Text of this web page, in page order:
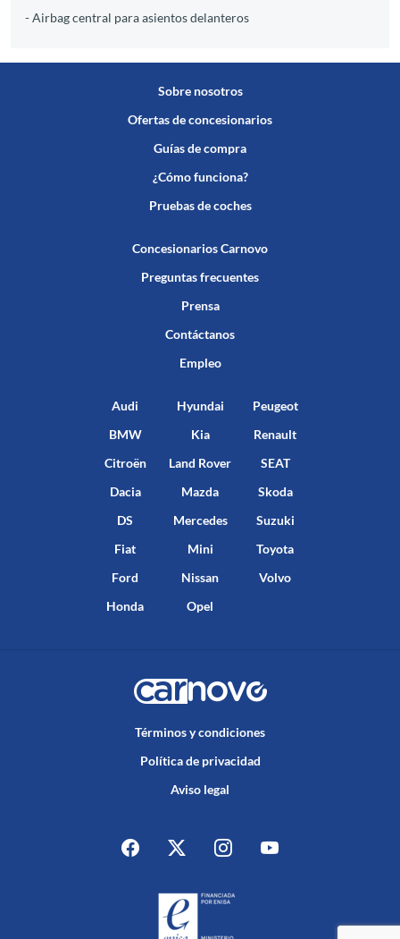
- Airbag central para asientos delanteros
Sobre nosotros
Ofertas de concesionarios
Guías de compra
¿Cómo funciona?
Pruebas de coches
Concesionarios Carnovo
Preguntas frecuentes
Prensa
Contáctanos
Empleo
Audi
BMW
Citroën
Dacia
DS
Fiat
Ford
Honda
Hyundai
Kia
Land Rover
Mazda
Mercedes
Mini
Nissan
Opel
Peugeot
Renault
SEAT
Skoda
Suzuki
Toyota
Volvo
Términos y condiciones
Política de privacidad
Aviso legal